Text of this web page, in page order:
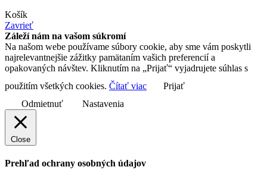
Košík
Zavrieť
Záleží nám na vašom súkromí
Na našom webe používame súbory cookie, aby sme vám poskytli
najrelevantnejšie zážitky pamätaním vašich preferencií a
opakovaných návštev. Kliknutím na „Prijať“ vyjadrujete súhlas s
použitím všetkých cookies. Čítať viac
Prijať
Odmietnuť
Nastavenia
Close
Prehľad ochrany osobných údajov